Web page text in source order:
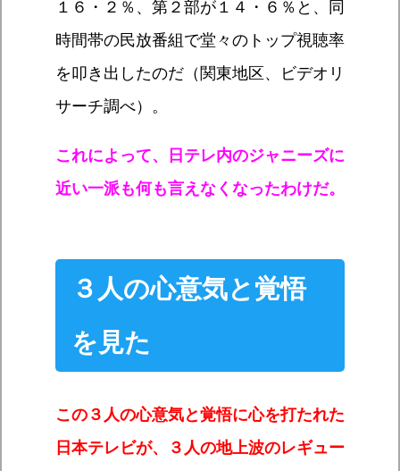
１６・２％、第２部が１４・６％と、同
時間帯の民放番組で堂々のトップ視聴率
を叩き出したのだ（関東地区、ビデオリ
サーチ調べ）。
これによって、日テレ内のジャニーズに
近い一派も何も言えなくなったわけだ。
３人の心意気と覚悟
を見た
この３人の心意気と覚悟に心を打たれた
日本テレビが、３人の地上波のレギュー